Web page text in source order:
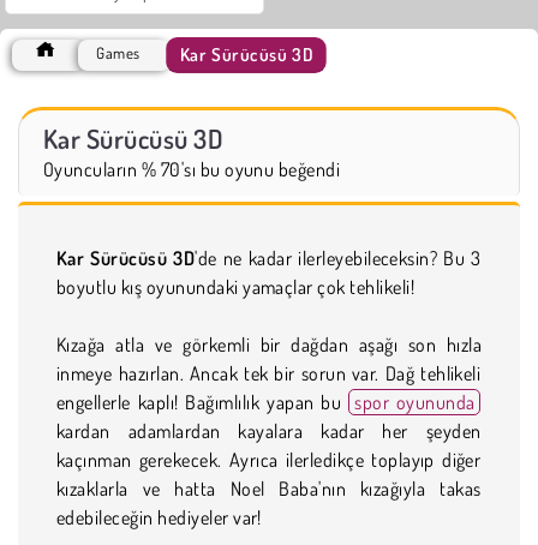
Games Kar Sürücüsü 3D
Kar Sürücüsü 3D
Oyuncuların % 70'sı bu oyunu beğendi
Kar Sürücüsü 3D'de ne kadar ilerleyebileceksin? Bu 3
boyutlu kış oyunundaki yamaçlar çok tehlikeli!
Kızağa atla ve görkemli bir dağdan aşağı son hızla
inmeye hazırlan. Ancak tek bir sorun var. Dağ tehlikeli
engellerle kaplı! Bağımlılık yapan bu spor oyununda
kardan adamlardan kayalara kadar her şeyden
kaçınman gerekecek. Ayrıca ilerledikçe toplayıp diğer
kızaklarla ve hatta Noel Baba'nın kızağıyla takas
edebileceğin hediyeler var!